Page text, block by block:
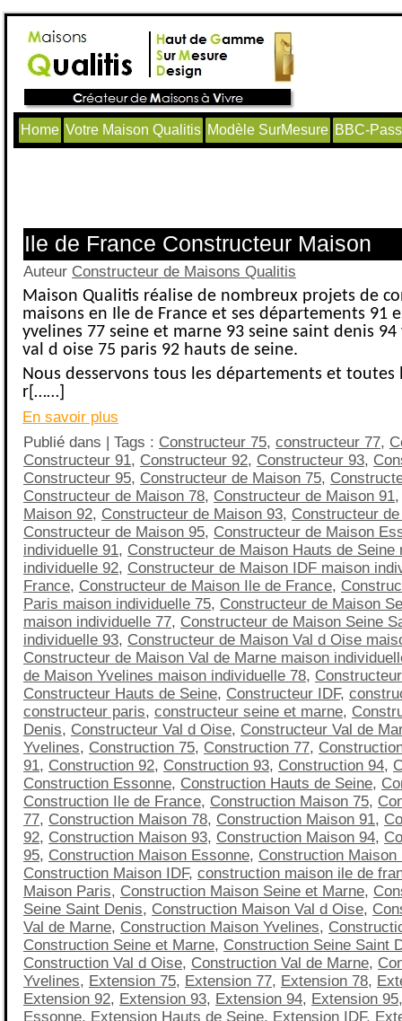
Home Votre Maison Qualitis Modèle SurMesure BBC-
Ile de France Constructeur Maison
Auteur Constructeur de Maisons Qualitis
Maison Qualitis réalise de nombreux projets de
maisons en Ile de France et ses départements 91
yvelines 77 seine et marne 93 seine saint denis
val d oise 75 paris 92 hauts de seine.
Nous desservons tous les départements et toutes
r[……]
En savoir plus
Publié dans | Tags : Constructeur 75, constructeur 77,
Constructeur 91, Constructeur 92, Constructeur 93,
Constructeur 95, Constructeur de Maison 75,
Constructeur de Maison 78, Constructeur de Maison 91
Maison 92, Constructeur de Maison 93, Constructeur
Constructeur de Maison 95, Constructeur de Maison
individuelle 91, Constructeur de Maison Hauts de Seine
individuelle 92, Constructeur de Maison IDF maison
France, Constructeur de Maison Ile de France,
Paris maison individuelle 75, Constructeur de Maison
maison individuelle 77, Constructeur de Maison Seine
individuelle 93, Constructeur de Maison Val d Oise
Constructeur de Maison Val de Marne maison
de Maison Yvelines maison individuelle 78,
Constructeur Hauts de Seine, Constructeur IDF,
constructeur paris, constructeur seine et marne,
Denis, Constructeur Val d Oise, Constructeur Val de
Yvelines, Construction 75, Construction 77,
91, Construction 92, Construction 93, Construction 94,
Construction Essonne, Construction Hauts de Seine,
Construction Ile de France, Construction Maison 75,
77, Construction Maison 78, Construction Maison 91,
92, Construction Maison 93, Construction Maison 94,
95, Construction Maison Essonne, Construction Maison
Construction Maison IDF, construction maison ile de
Maison Paris, Construction Maison Seine et Marne,
Seine Saint Denis, Construction Maison Val d Oise,
Val de Marne, Construction Maison Yvelines,
Construction Seine et Marne, Construction Seine Saint
Construction Val d Oise, Construction Val de Marne,
Yvelines, Extension 75, Extension 77, Extension 78,
Extension 92, Extension 93, Extension 94, Extension 95
Essonne, Extension Hauts de Seine, Extension IDF,